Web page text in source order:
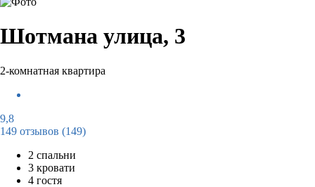
Шотмана улица, 3
2-комнатная квартира
9,8
149 отзывов (149)
2 спальни
3 кровати
4 гостя